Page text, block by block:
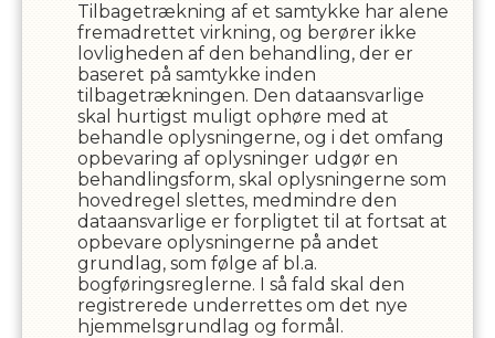
Tilbagetrækning af et samtykke har alene
fremadrettet virkning, og berører ikke
lovligheden af den behandling, der er
baseret på samtykke inden
tilbagetrækningen. Den dataansvarlige
skal hurtigst muligt ophøre med at
behandle oplysningerne, og i det omfang
opbevaring af oplysninger udgør en
behandlingsform, skal oplysningerne som
hovedregel slettes, medmindre den
dataansvarlige er forpligtet til at fortsat at
opbevare oplysningerne på andet
grundlag, som følge af bl.a.
bogføringsreglerne. I så fald skal den
registrerede underrettes om det nye
hjemmelsgrundlag og formål.